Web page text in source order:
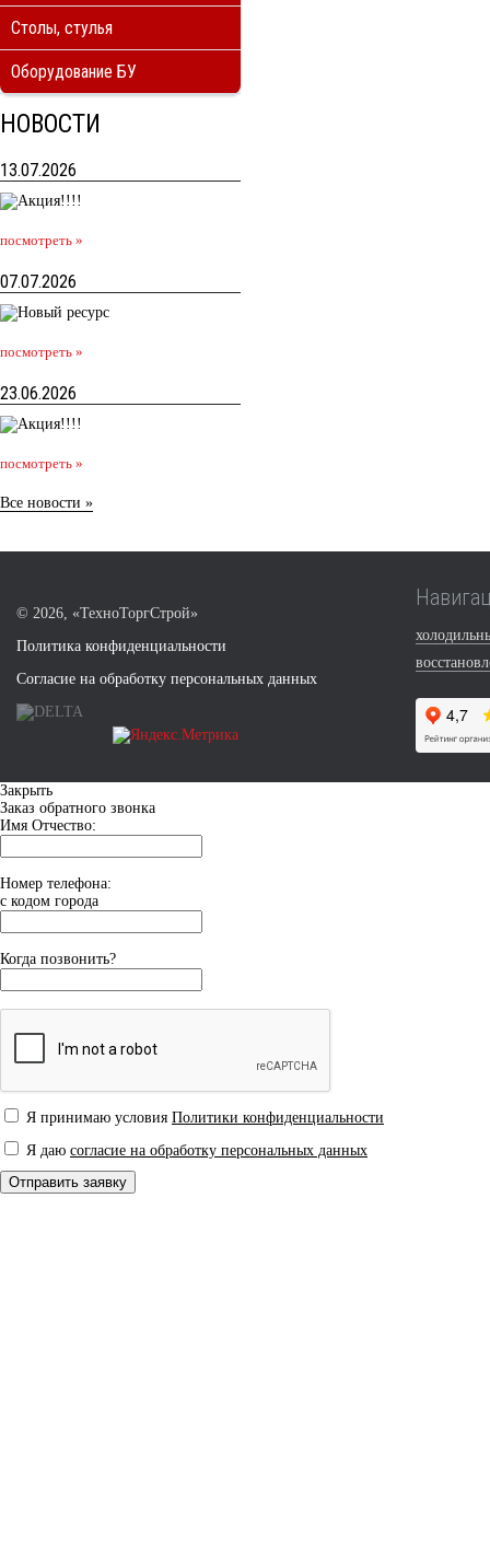
Столы, стулья
Оборудование БУ
НОВОСТИ
13.07.2026
посмотреть »
07.07.2026
посмотреть »
23.06.2026
посмотреть »
Все новости »
© 2026, «ТехноТоргСтрой»
Политика конфиденциальности
Согласие на обработку персональных данных
Закрыть
Заказ обратного звонка
Имя Отчество:
Номер телефона:
с кодом города
Когда позвонить?
Я принимаю условия Политики конфиденциальности
Я даю согласие на обработку персональных данных
Отправить заявку